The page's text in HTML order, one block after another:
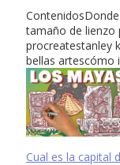
tamaño de lienzo
procreatestanley
bellas artescómo
Cual es la capital